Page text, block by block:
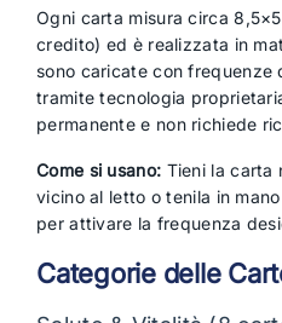
Ogni carta misura circa
credito) ed è realizzata in
sono caricate con frequenze
tramite tecnologia
permanente e non richiede
Come si usano: Tieni la carta
vicino al letto o tenila in
per attivare la frequenza
Categorie delle